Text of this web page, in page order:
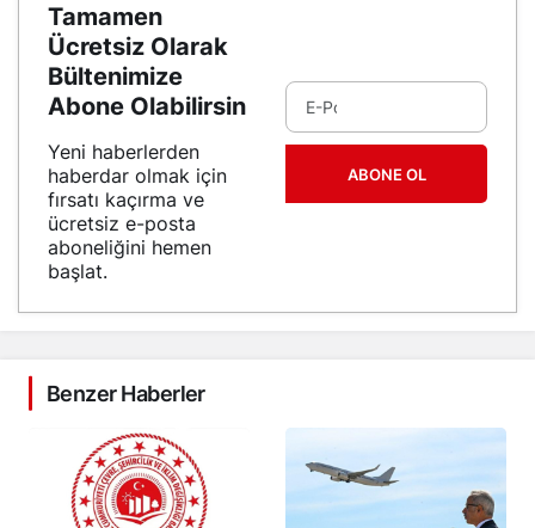
Tamamen
Ücretsiz Olarak
Bültenimize
Abone Olabilirsin
Yeni haberlerden
haberdar olmak için
fırsatı kaçırma ve
ücretsiz e-posta
aboneliğini hemen
başlat.
ABONE OL
Benzer Haberler